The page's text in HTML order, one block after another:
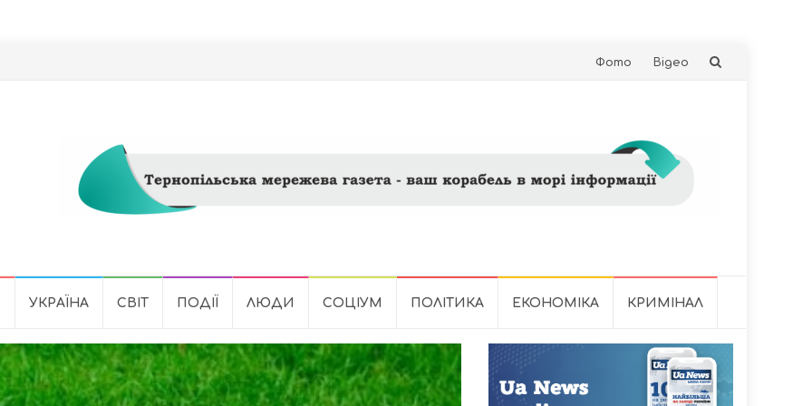
Skip
Фото Відео
УКРАЇНА СВІТ ПОДІЇ ЛЮДИ СОЦІУМ ПОЛІТИКА ЕКОНОМІКА КРИМІНАЛ